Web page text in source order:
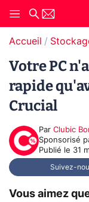
Accueil
Votre PC
rapide
Crucial
Par Clubic
sponsorisé
Publié le 31
Suivez-
Vous aimez